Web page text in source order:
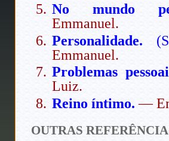
No mundo
Emmanuel.
Personalidade.
Emmanuel.
Problemas
Luiz.
Reino íntimo. —
OUTRAS